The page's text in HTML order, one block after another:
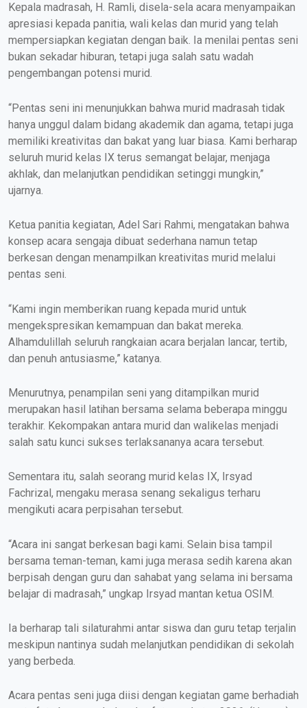
Kepala madrasah, H. Ramli, disela-sela acara menyampaikan
apresiasi kepada panitia, wali kelas dan murid yang telah
mempersiapkan kegiatan dengan baik. Ia menilai pentas seni
bukan sekadar hiburan, tetapi juga salah satu wadah
pengembangan potensi murid.
“Pentas seni ini menunjukkan bahwa murid madrasah tidak
hanya unggul dalam bidang akademik dan agama, tetapi juga
memiliki kreativitas dan bakat yang luar biasa. Kami berharap
seluruh murid kelas IX terus semangat belajar, menjaga
akhlak, dan melanjutkan pendidikan setinggi mungkin,”
ujarnya.
Ketua panitia kegiatan, Adel Sari Rahmi, mengatakan bahwa
konsep acara sengaja dibuat sederhana namun tetap
berkesan dengan menampilkan kreativitas murid melalui
pentas seni.
“Kami ingin memberikan ruang kepada murid untuk
mengekspresikan kemampuan dan bakat mereka.
Alhamdulillah seluruh rangkaian acara berjalan lancar, tertib,
dan penuh antusiasme,” katanya.
Menurutnya, penampilan seni yang ditampilkan murid
merupakan hasil latihan bersama selama beberapa minggu
terakhir. Kekompakan antara murid dan walikelas menjadi
salah satu kunci sukses terlaksananya acara tersebut.
Sementara itu, salah seorang murid kelas IX, Irsyad
Fachrizal, mengaku merasa senang sekaligus terharu
mengikuti acara perpisahan tersebut.
“Acara ini sangat berkesan bagi kami. Selain bisa tampil
bersama teman-teman, kami juga merasa sedih karena akan
berpisah dengan guru dan sahabat yang selama ini bersama
belajar di madrasah,” ungkap Irsyad mantan ketua OSIM.
Ia berharap tali silaturahmi antar siswa dan guru tetap terjalin
meskipun nantinya sudah melanjutkan pendidikan di sekolah
yang berbeda.
Acara pentas seni juga diisi dengan kegiatan game berhadiah